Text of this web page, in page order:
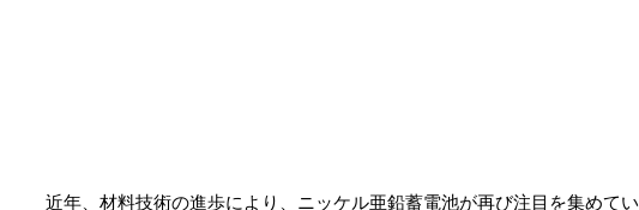
近年、材料技術の進歩により、ニッケル亜鉛蓄電池が再び注目を集めて